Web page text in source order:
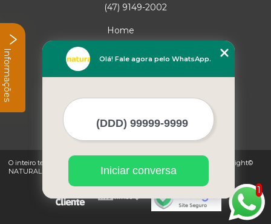
(47) 9149-2002
Home
Empresa
Missão
Mapa do site
O inteiro teor deste site está sujeito à proteção de direitos autorais. Copyright©
NATURAL GAS (Lei 9610 de 19/02/1998)
1
Olá! Fale agora pelo WhatsApp.
Iniciar conversa
Informações